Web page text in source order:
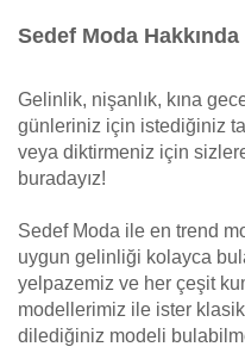
Sedef Moda Hakkında
Gelinlik, nişanlık, kına
günleriniz için istediğiniz
veya diktirmeniz için
buradayız!
Sedef Moda ile en trend
uygun gelinliği kolayca
yelpazemiz ve her çeşit
modellerimiz ile ister
dilediğiniz modeli